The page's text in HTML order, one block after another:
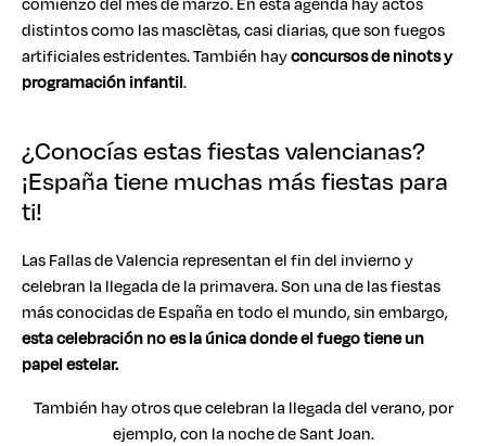
distintos como las masclètas, casi diarias, que son fuegos
artificiales estridentes. También hayconcursos de ninots y
programación infantil.
¿Conocías estas fiestas valencianas?
¡España tiene muchas más fiestas para
ti!
Las Fallas de Valencia representan el fin del invierno y
celebran la llegada de la primavera. Son una de las fiestas
más conocidas de España en todo el mundo, sin embargo,
esta celebración no es la única donde el fuego tiene un
papel estelar.
También hay otros que celebran la llegada del verano, por
ejemplo, con la noche de Sant Joan.